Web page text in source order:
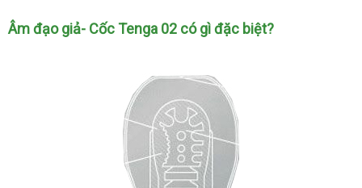
Âm đạo giả- Cốc Tenga 02 có gìlớn
đặc biệt?